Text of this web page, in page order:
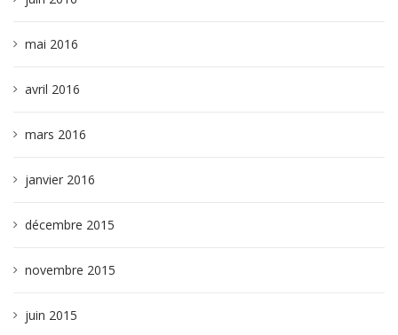
mai 2016
avril 2016
mars 2016
janvier 2016
décembre 2015
novembre 2015
juin 2015